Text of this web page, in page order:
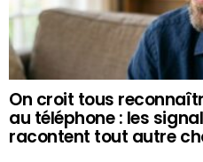
On croit tous
au téléphone : les
racontent tout autre